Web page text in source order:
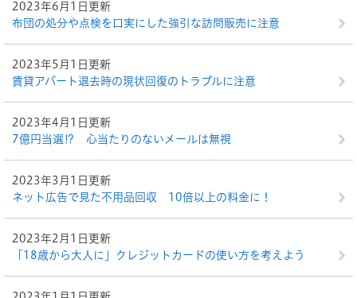
2023年6月1日更新
布団の処分や点検を口実にした強引な訪問販売に注意
2023年5月1日更新
賃貸アパート退去時の現状回復のトラブルに注意
2023年4月1日更新
7億円当選⁉ 心当たりのないメールは無視
2023年3月1日更新
ネット広告で見た不用品回収 10倍以上の料金に！
2023年2月1日更新
「18歳から大人に」クレジットカードの使い方を考えよう